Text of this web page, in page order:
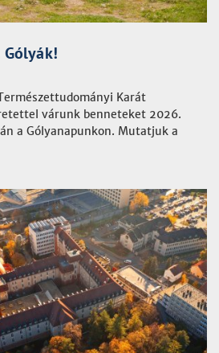
Gólyák!
Karát
várunk benneteket 2026.
a Gólyanapunkon. Mutatjuk a